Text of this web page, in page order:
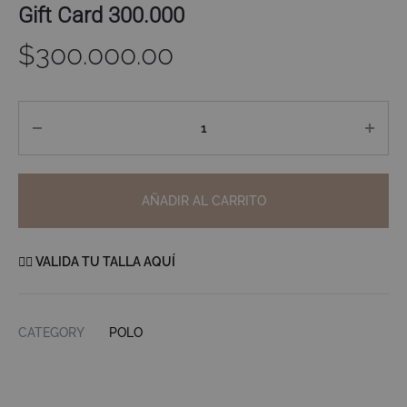
Gift Card 300.000
$300.000.00
AÑADIR AL CARRITO
👉🏼 VALIDA TU TALLA AQUÍ
CATEGORY POLO